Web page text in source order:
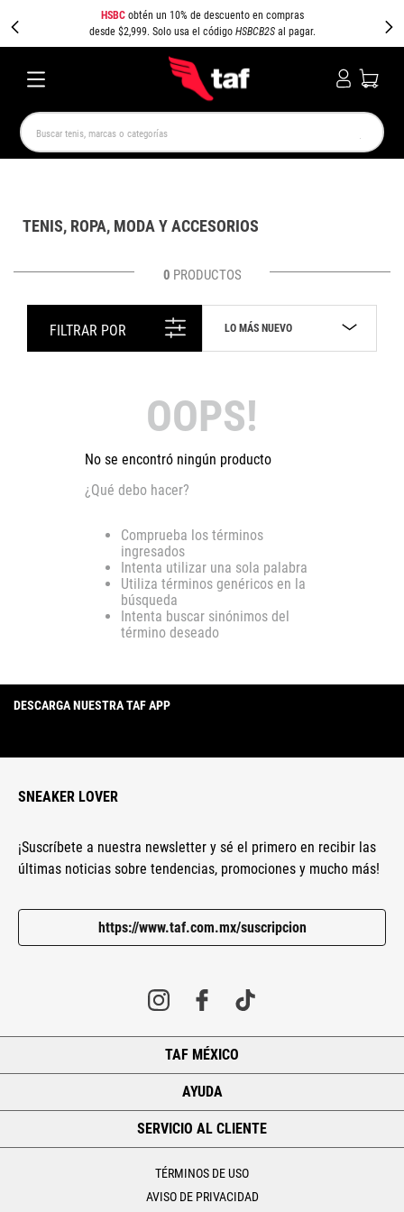
HSBCobtén un 10% de descuento en compras
desde $2,999. Solo usa el código HSBCB2Sal pagar.
Buscar tenis, marcas o categorías
TENIS, ROPA, MODA Y ACCESORIOS
0 PRODUCTOS
FILTRAR POR LO MÁS NUEVO
OOPS!
No se encontró ningún producto
¿Qué debo hacer?
Comprueba los términos
ingresados
Intenta utilizar una sola palabra
Utiliza términos genéricos en la
búsqueda
Intenta buscar sinónimos del
término deseado
DESCARGA NUESTRA TAF APP
SNEAKER LOVER
¡Suscríbete a nuestra newsletter y sé el primero en recibir las
últimas noticias sobre tendencias, promociones y mucho más!
https://www.taf.com.mx/suscripcion
TAF MÉXICO
AYUDA
SERVICIO AL CLIENTE
TÉRMINOS DE USO
AVISO DE PRIVACIDAD
SPEEDCAT JORDAN 1 SPEZIAL